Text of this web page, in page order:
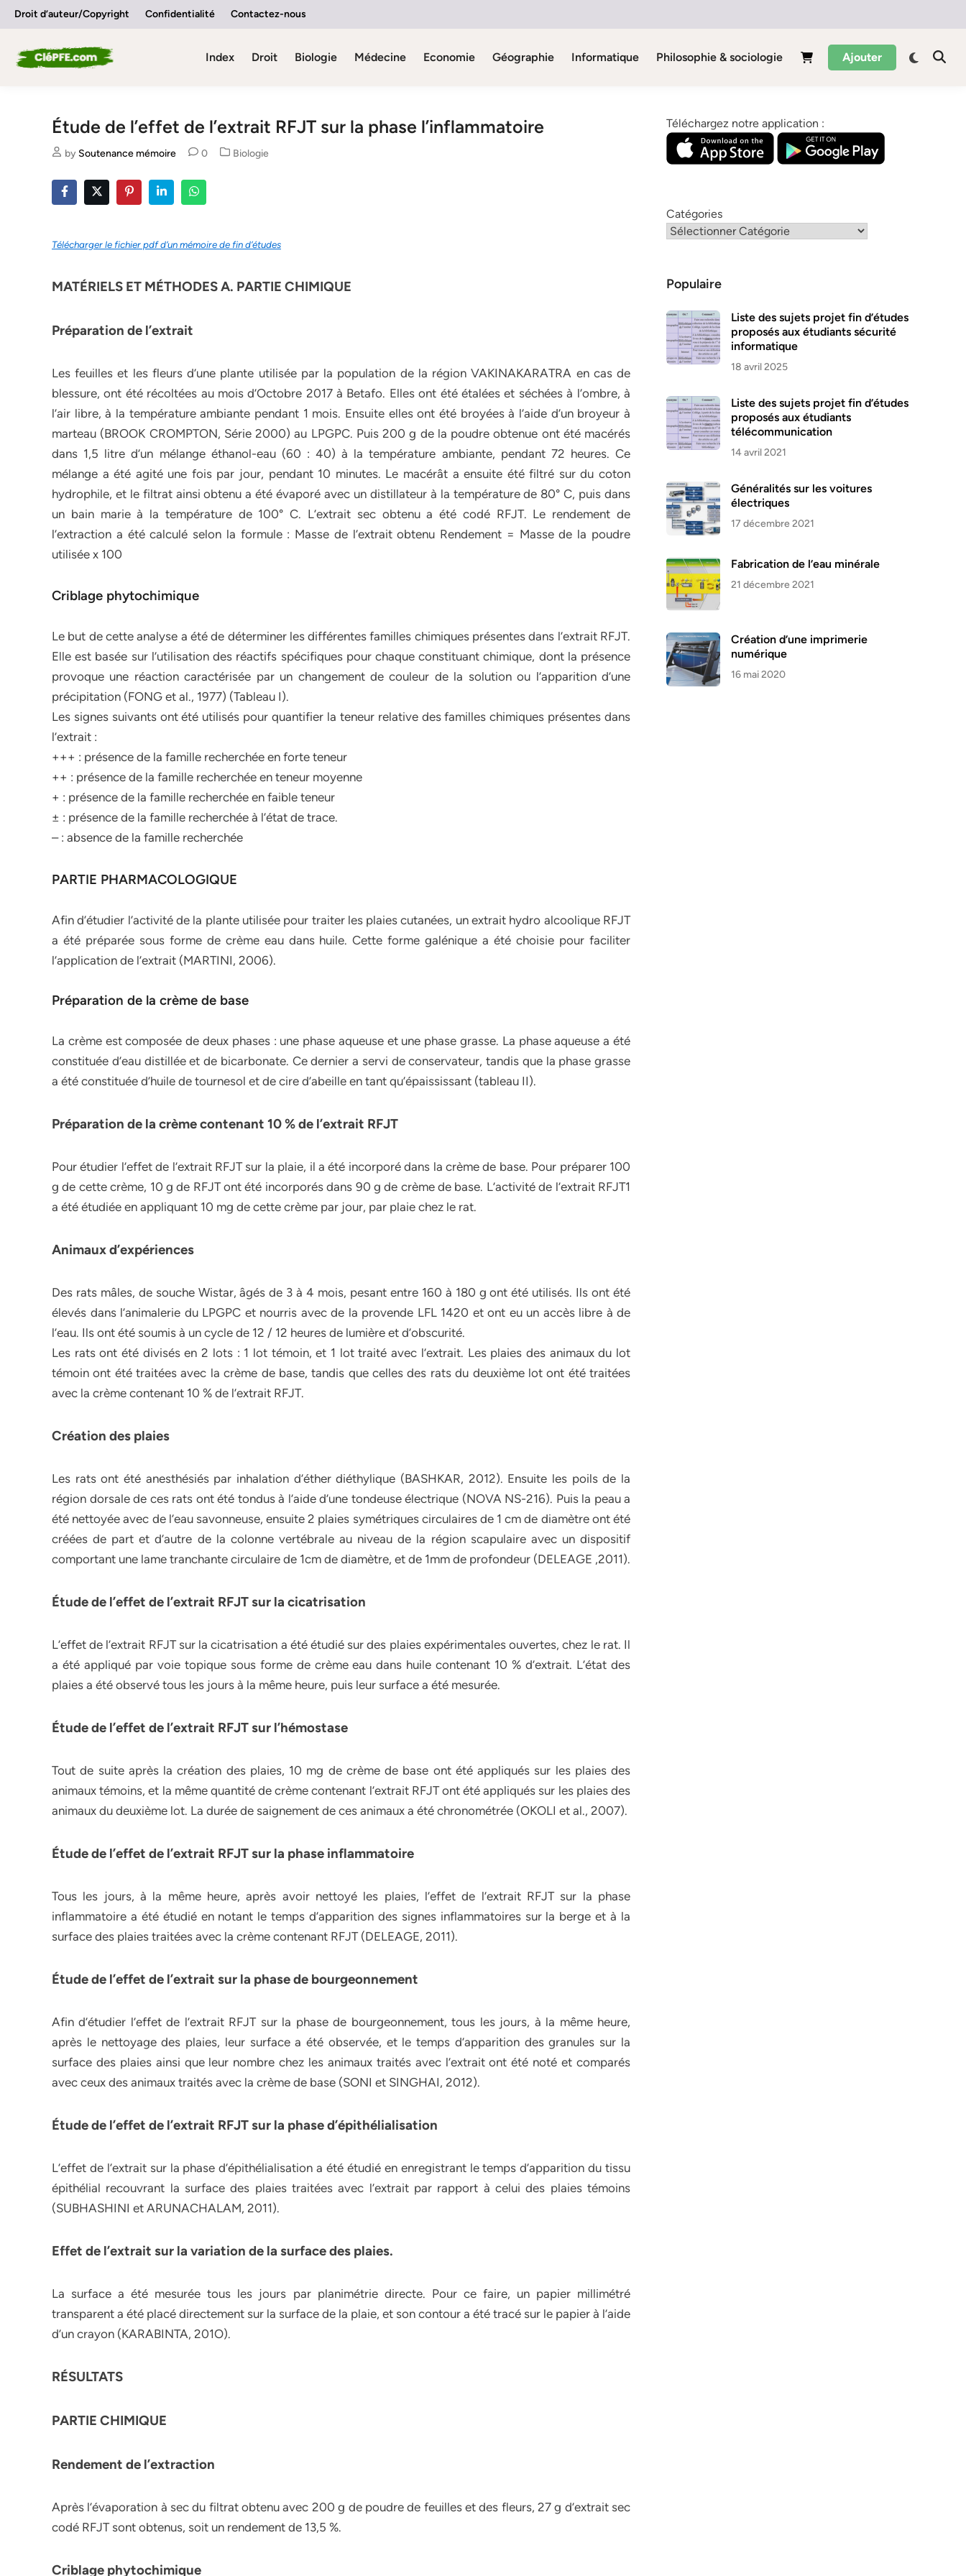
SkipDroit d’auteur/Copyright Confidentialité Contactez-nous
Index Droit Biologie Médecine Economie Géographie Informatique Philosophie & sociologie Ajouter
Étude de l’effet de l’extrait RFJT sur la phase l’inflammatoire
by Soutenance mémoire 0
Posted
Biologie
Télécharger le fichier pdf d’un mémoire de fin d’études
MATÉRIELS ET MÉTHODES A. PARTIE CHIMIQUE
Préparation de l’extrait
Les feuilles et les fleurs d’une plante utilisée par la population de la région VAKINAKARATRA en cas de
blessure, ont été récoltées au mois d’Octobre 2017 à Betafo. Elles ont été étalées et séchées à l’ombre, à
l’air libre, à la température ambiante pendant 1 mois. Ensuite elles ont été broyées à l’aide d’un broyeur à
marteau (BROOK CROMPTON, Série 2000) au LPGPC. Puis 200 g de la poudre obtenue ont été macérés
dans 1,5 litre d’un mélange éthanol-eau (60 : 40) à la température ambiante, pendant 72 heures. Ce
mélange a été agité une fois par jour, pendant 10 minutes. Le macérât a ensuite été filtré sur du coton
hydrophile, et le filtrat ainsi obtenu a été évaporé avec un distillateur à la température de 80° C, puis dans
un bain marie à la température de 100° C. L’extrait sec obtenu a été codé RFJT. Le rendement de
l’extraction a été calculé selon la formule : Masse de l’extrait obtenu Rendement = Masse de la poudre
utilisée x 100
Criblage phytochimique
Le but de cette analyse a été de déterminer les différentes familles chimiques présentes dans l’extrait RFJT.
Elle est basée sur l’utilisation des réactifs spécifiques pour chaque constituant chimique, dont la présence
provoque une réaction caractérisée par un changement de couleur de la solution ou l’apparition d’une
précipitation (FONG et al., 1977) (Tableau I).
Les signes suivants ont été utilisés pour quantifier la teneur relative des familles chimiques présentes dans
l’extrait :
+++ : présence de la famille recherchée en forte teneur
++ : présence de la famille recherchée en teneur moyenne
+ : présence de la famille recherchée en faible teneur
± : présence de la famille recherchée à l’état de trace.
– : absence de la famille recherchée
PARTIE PHARMACOLOGIQUE
Afin d’étudier l’activité de la plante utilisée pour traiter les plaies cutanées, un extrait hydro alcoolique RFJT
a été préparée sous forme de crème eau dans huile. Cette forme galénique a été choisie pour faciliter
l’application de l’extrait (MARTINI, 2006).
Préparation de la crème de base
La crème est composée de deux phases : une phase aqueuse et une phase grasse. La phase aqueuse a été
constituée d’eau distillée et de bicarbonate. Ce dernier a servi de conservateur, tandis que la phase grasse
a été constituée d’huile de tournesol et de cire d’abeille en tant qu’épaississant (tableau II).
Préparation de la crème contenant 10 % de l’extrait RFJT
Pour étudier l’effet de l’extrait RFJT sur la plaie, il a été incorporé dans la crème de base. Pour préparer 100
g de cette crème, 10 g de RFJT ont été incorporés dans 90 g de crème de base. L’activité de l’extrait RFJT1
a été étudiée en appliquant 10 mg de cette crème par jour, par plaie chez le rat.
Animaux d’expériences
Des rats mâles, de souche Wistar, âgés de 3 à 4 mois, pesant entre 160 à 180 g ont été utilisés. Ils ont été
élevés dans l’animalerie du LPGPC et nourris avec de la provende LFL 1420 et ont eu un accès libre à de
l’eau. Ils ont été soumis à un cycle de 12 / 12 heures de lumière et d’obscurité.
Les rats ont été divisés en 2 lots : 1 lot témoin, et 1 lot traité avec l’extrait. Les plaies des animaux du lot
témoin ont été traitées avec la crème de base, tandis que celles des rats du deuxième lot ont été traitées
avec la crème contenant 10 % de l’extrait RFJT.
Création des plaies
Les rats ont été anesthésiés par inhalation d’éther diéthylique (BASHKAR, 2012). Ensuite les poils de la
région dorsale de ces rats ont été tondus à l’aide d’une tondeuse électrique (NOVA NS-216). Puis la peau a
été nettoyée avec de l’eau savonneuse, ensuite 2 plaies symétriques circulaires de 1 cm de diamètre ont été
créées de part et d’autre de la colonne vertébrale au niveau de la région scapulaire avec un dispositif
comportant une lame tranchante circulaire de 1cm de diamètre, et de 1mm de profondeur (DELEAGE ,2011).
Étude de l’effet de l’extrait RFJT sur la cicatrisation
L’effet de l’extrait RFJT sur la cicatrisation a été étudié sur des plaies expérimentales ouvertes, chez le rat. Il
a été appliqué par voie topique sous forme de crème eau dans huile contenant 10 % d’extrait. L’état des
plaies a été observé tous les jours à la même heure, puis leur surface a été mesurée.
Étude de l’effet de l’extrait RFJT sur l’hémostase
Tout de suite après la création des plaies, 10 mg de crème de base ont été appliqués sur les plaies des
animaux témoins, et la même quantité de crème contenant l’extrait RFJT ont été appliqués sur les plaies des
animaux du deuxième lot. La durée de saignement de ces animaux a été chronométrée (OKOLI et al., 2007).
Étude de l’effet de l’extrait RFJT sur la phase inflammatoire
Tous les jours, à la même heure, après avoir nettoyé les plaies, l’effet de l’extrait RFJT sur la phase
inflammatoire a été étudié en notant le temps d’apparition des signes inflammatoires sur la berge et à la
surface des plaies traitées avec la crème contenant RFJT (DELEAGE, 2011).
Étude de l’effet de l’extrait sur la phase de bourgeonnement
Afin d’étudier l’effet de l’extrait RFJT sur la phase de bourgeonnement, tous les jours, à la même heure,
après le nettoyage des plaies, leur surface a été observée, et le temps d’apparition des granules sur la
surface des plaies ainsi que leur nombre chez les animaux traités avec l’extrait ont été noté et comparés
avec ceux des animaux traités avec la crème de base (SONI et SINGHAI, 2012).
Étude de l’effet de l’extrait RFJT sur la phase d’épithélialisation
L’effet de l’extrait sur la phase d’épithélialisation a été étudié en enregistrant le temps d’apparition du tissu
épithélial recouvrant la surface des plaies traitées avec l’extrait par rapport à celui des plaies témoins
(SUBHASHINI et ARUNACHALAM, 2011).
Effet de l’extrait sur la variation de la surface des plaies.
La surface a été mesurée tous les jours par planimétrie directe. Pour ce faire, un papier millimétré
transparent a été placé directement sur la surface de la plaie, et son contour a été tracé sur le papier à l’aide
d’un crayon (KARABINTA, 201O).
RÉSULTATS
PARTIE CHIMIQUE
Rendement de l’extraction
Après l’évaporation à sec du filtrat obtenu avec 200 g de poudre de feuilles et des fleurs, 27 g d’extrait sec
codé RFJT sont obtenus, soit un rendement de 13,5 %.
Criblage phytochimique
Téléchargez notre application :
Catégories
Populaire
Liste des sujets projet fin d’études
proposés aux étudiants sécurité
informatique
18 avril 2025
Liste des sujets projet fin d’études
proposés aux étudiants
télécommunication
14 avril 2021
Généralités sur les voitures
électriques
17 décembre 2021
Fabrication de l’eau minérale
21 décembre 2021
Création d’une imprimerie
numérique
16 mai 2020